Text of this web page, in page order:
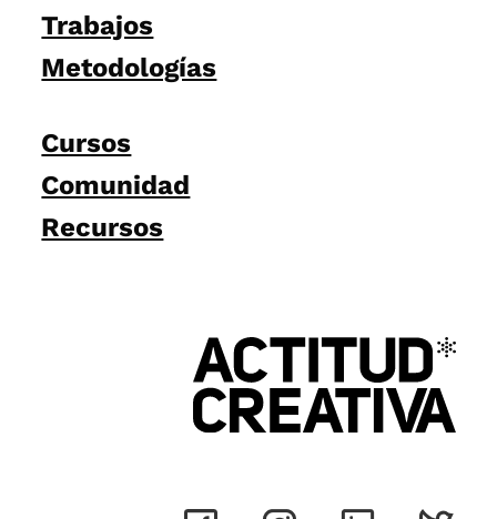
Trabajos
Metodologías
Cursos
Comunidad
Recursos